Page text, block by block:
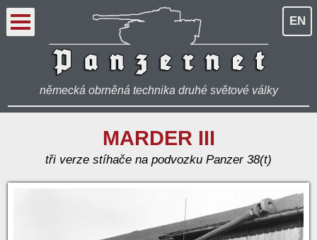
EN
německá obrněná technika druhé světové války
MARDER III
tři verze stíhače na podvozku Panzer 38(t)